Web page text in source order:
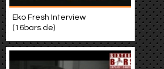
Eko Fresh Interview
(16bars.de)